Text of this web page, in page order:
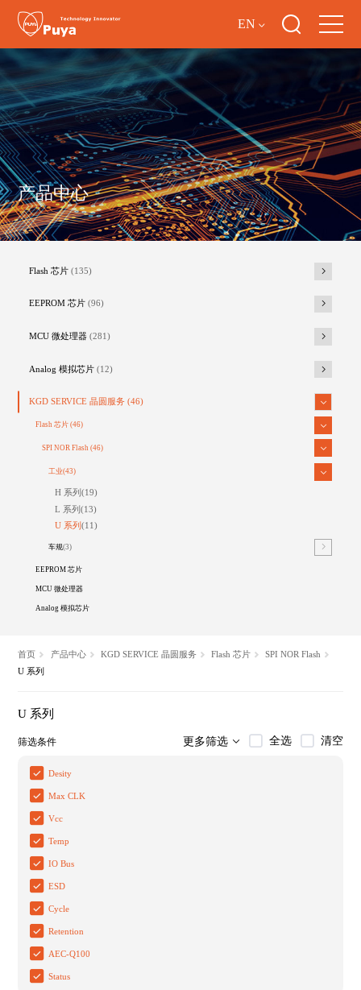
EN
产品中心
Flash 芯片 (135)
EEPROM 芯片 (96)
MCU 微处理器 (281)
Analog 模拟芯片 (12)
KGD SERVICE 晶圆服务 (46)
Flash 芯片(46)
SPI NOR Flash(46)
工业(43)
H 系列(19)
L 系列(13)
U 系列(11)
车规(3)
EEPROM 芯片
MCU 微处理器
Analog 模拟芯片
首页 产品中心 KGD SERVICE 晶圆服务 Flash 芯片
SPI NOR Flash
U 系列
U 系列
筛选条件 更多筛选 全选 清空
Desity
Max CLK
Vcc
Temp
IO Bus
ESD
Cycle
Retention
AEC-Q100
Status